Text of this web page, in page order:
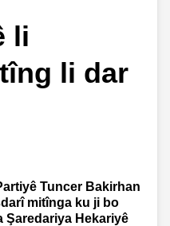
li
li dar
Tuncer Bakirhan
mitînga ku ji bo
Şaredariya Hekariyê